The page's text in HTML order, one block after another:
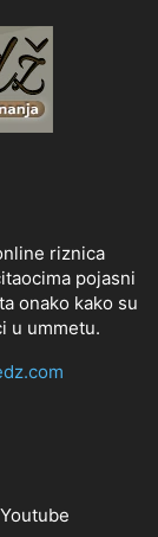
riznica
pojasni
onako kako su
u ummetu.
Youtube